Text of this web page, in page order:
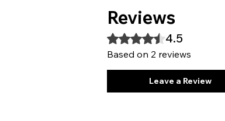
Reviews
Rated 4.5 out of 5 stars.
4.5
Based on 2 reviews
Leave a Review